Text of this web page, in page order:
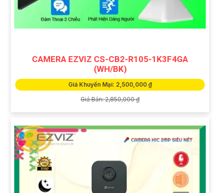
CAMERA EZVIZ CS-CB2-R105-1K3F4GA
(WH/BK)
Giá Khuyến Mại: 2,500,000 ₫
Giá Bán: 2,850,000 ₫